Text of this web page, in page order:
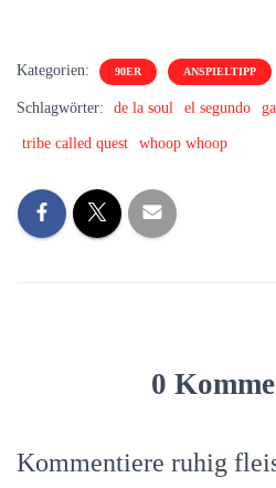
Kategorien: 90ER ANSPIELTIPP
Schlagwörter: de la soul el segundo
tribe called quest whoop whoop
0
Kommentiere ruhig